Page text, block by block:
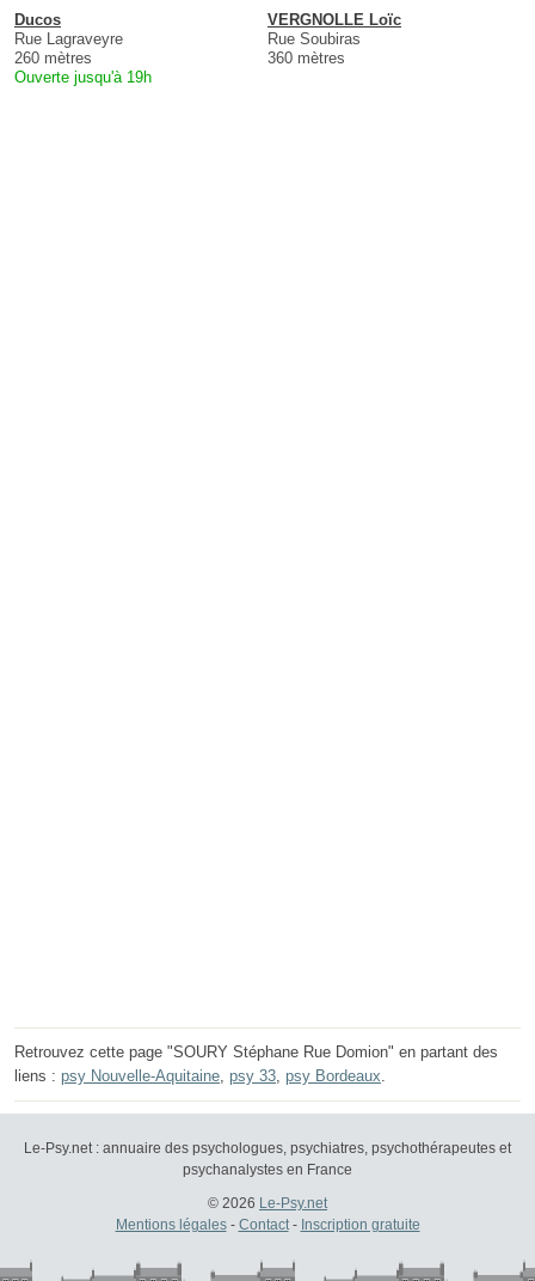
Ducos
Rue Lagraveyre
260 mètres
Ouverte jusqu'à 19h
VERGNOLLE Loïc
Rue Soubiras
360 mètres
Retrouvez cette page "SOURY Stéphane Rue Domion" en partant des
liens : psy Nouvelle-Aquitaine, psy 33, psy Bordeaux.
Le-Psy.net : annuaire des psychologues, psychiatres, psychothérapeutes et
psychanalystes en France
© 2026 Le-Psy.net
Mentions légales- Contact- Inscription gratuite